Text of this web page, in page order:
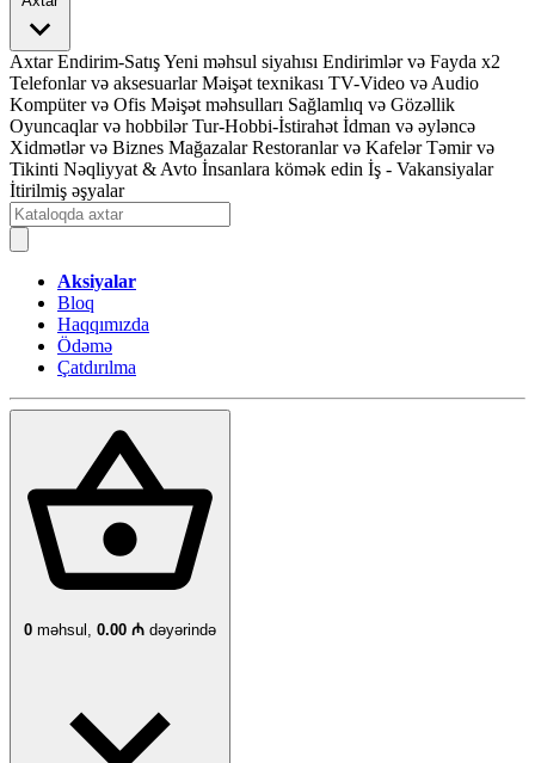
Axtar Endirim-SatışYeni məhsul siyahısı Endirimlər və Fayda x2
Telefonlar və aksesuarlar Məişət texnikası TV-Video və Audio
Kompüter və Ofis Məişət məhsulları Sağlamlıq və Gözəllik
Oyuncaqlar və hobbilər Tur-Hobbi-İstirahət İdman və əyləncə
Xidmətlər və Biznes Mağazalar Restoranlar və Kafelər Təmir və
Tikinti Nəqliyyat & Avto İnsanlara kömək edin İş - Vakansiyalar
İtirilmiş əşyalar
Aksiyalar
Bloq
Haqqımızda
Ödəmə
Çatdırılma
0 məhsul, 0.00 ₼ dəyərində